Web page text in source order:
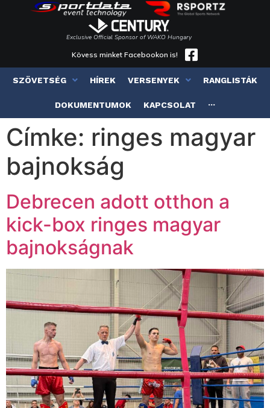
Exclusive Official Sponsor of WAKO Hungary
Kövess minket Facebookon is!
SZÖVETSÉG HÍREK VERSENYEK RANGLISTÁK
DOKUMENTUMOK KAPCSOLAT ···
Címke: ringes magyar
bajnokság
Debrecen adott otthon a
kick-box ringes magyar
bajnokságnak